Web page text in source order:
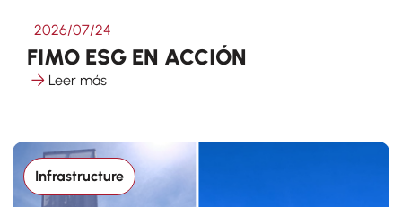
2026/07/24
FIMO ESG EN ACCIÓN
Leer más
Infrastructure